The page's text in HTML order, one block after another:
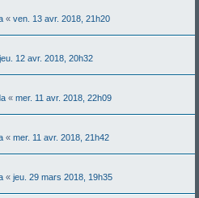
« ven. 13 avr. 2018, 21h20
jeu. 12 avr. 2018, 20h32
« mer. 11 avr. 2018, 22h09
« mer. 11 avr. 2018, 21h42
« jeu. 29 mars 2018, 19h35